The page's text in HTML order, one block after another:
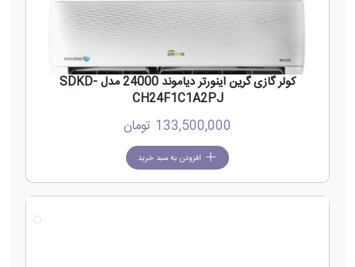
کولر گازی گرین اینورتر دیاموند 24000 مدل SDKD-
CH24F1C1A2PJ
133,500,000 تومان
افزودن به سبد خرید